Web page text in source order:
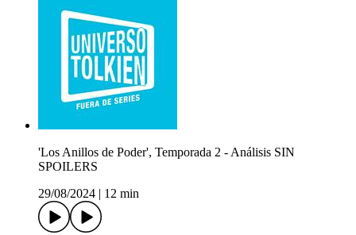
'Los Anillos de Poder', Temporada 2 - Análisis SIN
SPOILERS
29/08/2024
12 min